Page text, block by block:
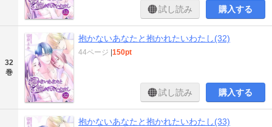
試し読み 購入する
32
巻
抱かないあなたと抱かれたいわたし(32)
44ページ 150pt
試し読み 購入する
抱かないあなたと抱かれたいわたし(33)